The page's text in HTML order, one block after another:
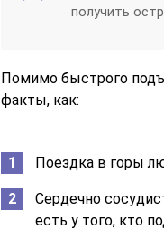
получить
Помимо быстрого
факты, как:
Поездка в горы
Сердечно
есть у того, кто